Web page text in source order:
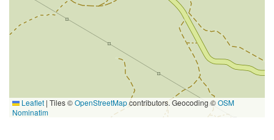
Leaflet | Tiles ©OpenStreetMapcontributors. Geocoding ©OSM
Nominatim